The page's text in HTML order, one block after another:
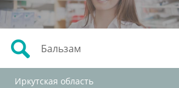
Иркутская область